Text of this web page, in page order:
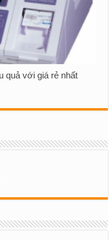
quả với giá rẻ nhất